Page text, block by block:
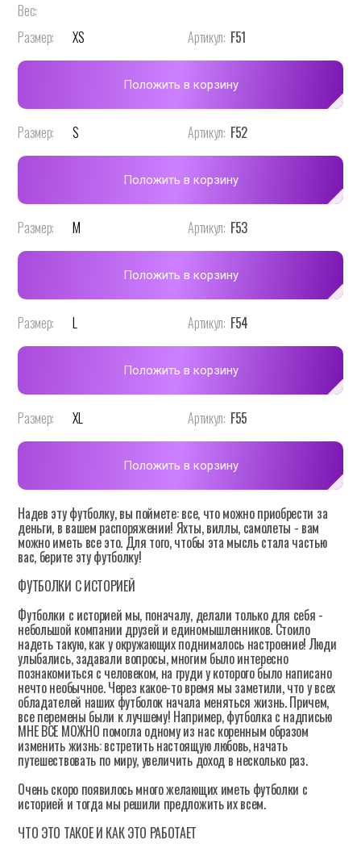
Вес:
Размер:
XS Артикул: F51
Положить в корзину
Размер: S Артикул: F52
Положить в корзину
Размер: M Артикул: F53
Положить в корзину
Размер: L Артикул: F54
Положить в корзину
Размер: XL Артикул: F55
Положить в корзину
Надев эту футболку, вы поймете: все, что можно приобрести за
деньги, в вашем распоряжении! Яхты, виллы, самолеты - вам
можно иметь все это. Для того, чтобы эта мысль стала частью
вас, берите эту футболку!
ФУТБОЛКИ С ИСТОРИЕЙ
Футболки с историей мы, поначалу, делали только для себя -
небольшой компании друзей и единомышленников. Стоило
надеть такую, как у окружающих поднималось настроение! Люди
улыбались, задавали вопросы, многим было интересно
познакомиться с человеком, на груди у которого было написано
нечто необычное. Через какое-то время мы заметили, что у всех
обладателей наших футболок начала меняться жизнь. Причем,
все перемены были к лучшему! Например, футболка с надписью
МНЕ ВСЕ МОЖНО помогла одному из нас коренным образом
изменить жизнь: встретить настоящую любовь, начать
путешествовать по миру, увеличить доход в несколько раз.
Очень скоро появилось много желающих иметь футболки с
историей и тогда мы решили предложить их всем.
ЧТО ЭТО ТАКОЕ И КАК ЭТО РАБОТАЕТ